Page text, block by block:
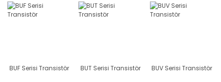
BUF Serisi Transistör BUT Serisi Transistör BUV Serisi Transistör